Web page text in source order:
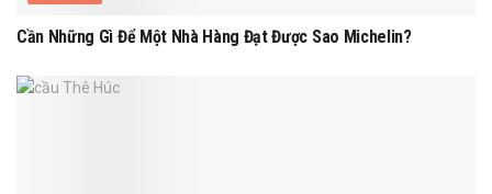
Cần Những Gì Để Một Nhà Hàng Đạt Được Sao Michelin?